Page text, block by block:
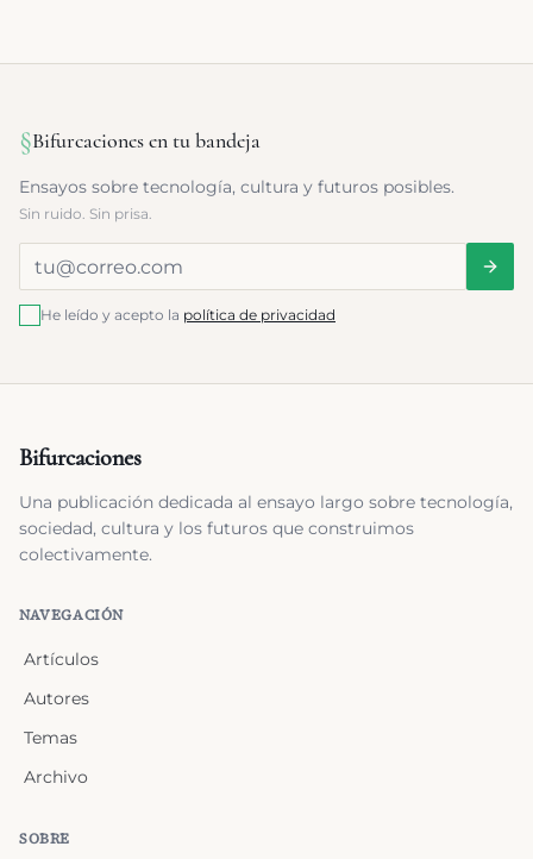
§Bifurcaciones en tu bandeja
Ensayos sobre tecnología, cultura y futuros posibles.
Sin ruido. Sin prisa.
He leído y acepto la política de privacidad
Bifurcaciones
Una publicación dedicada al ensayo largo sobre tecnología,
sociedad, cultura y los futuros que construimos
colectivamente.
NAVEGACIÓN
Artículos
Autores
Temas
Archivo
SOBRE